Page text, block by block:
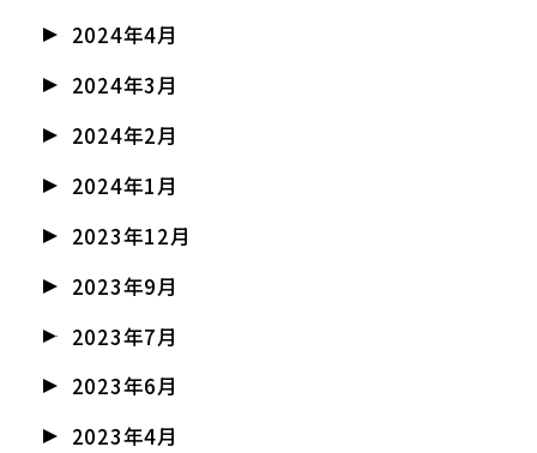
2024年4月
2024年3月
2024年2月
2024年1月
2023年12月
2023年9月
2023年7月
2023年6月
2023年4月